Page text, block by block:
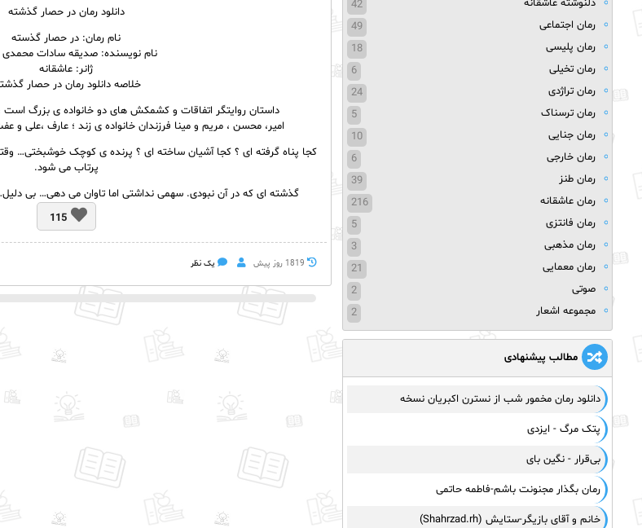
دانلود رمان در حصار گذشته
نام رمان: در حصار گذسته
نام نویسنده: صدیقه سادات محمدی
ژانر: عاشقانه
خلاصه دانلود رمان در حصار
داستان روایتگر اتفاقات و کشمکش های دو خانواده ی بزرگ است
امیر، محسن ، مریم و مینا فرزندان خانواده ی زند ؛ عارف ،علی و
کجا پناه گرفته ای ؟ کجا آشیان ساخته ای ؟ پرنده ی کوچک خوشبختی…
پرتاب می شود.
گذشته ای که در آن نبودی. سهمی نداشتی اما تاوان می دهی… بی
115
1819 روز پيش یک نظر
دلنوشته عاشقانه
42
رمان اجتماعی
49
رمان پلیسی
18
رمان تخیلی
6
رمان تراژدی
24
رمان ترسناک
5
رمان جنایی
10
رمان خارجی
6
رمان طنز
39
رمان عاشقانه
216
رمان فانتزی
5
رمان مذهبی
3
رمان معمایی
21
صوتی
2
مجموعه اشعار
2
مطالب پیشنهادی
دانلود رمان مخمور شب از نسترن اکبریان نسخه
پتک مرگ - ایزدی
بی‌قرار - نگین بای
رمان بگذار مجنونت باشم-فاطمه حاتمی
خانم و آقای بازیگر-ستایش (Shahrzad.rh)